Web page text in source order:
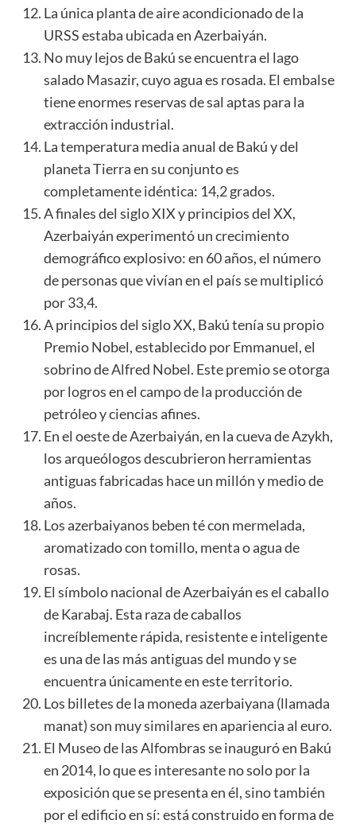
La única planta de aire acondicionado de la
URSS estaba ubicada en Azerbaiyán.
No muy lejos de Bakú se encuentra el lago
salado Masazir, cuyo agua es rosada. El embalse
tiene enormes reservas de sal aptas para la
extracción industrial.
La temperatura media anual de Bakú y del
planeta Tierra en su conjunto es
completamente idéntica: 14,2 grados.
A finales del siglo XIX y principios del XX,
Azerbaiyán experimentó un crecimiento
demográfico explosivo: en 60 años, el número
de personas que vivían en el país se multiplicó
por 33,4.
A principios del siglo XX, Bakú tenía su propio
Premio Nobel, establecido por Emmanuel, el
sobrino de Alfred Nobel. Este premio se otorga
por logros en el campo de la producción de
petróleo y ciencias afines.
En el oeste de Azerbaiyán, en la cueva de Azykh,
los arqueólogos descubrieron herramientas
antiguas fabricadas hace un millón y medio de
años.
Los azerbaiyanos beben té con mermelada,
aromatizado con tomillo, menta o agua de
rosas.
El símbolo nacional de Azerbaiyán es el caballo
de Karabaj. Esta raza de caballos
increíblemente rápida, resistente e inteligente
es una de las más antiguas del mundo y se
encuentra únicamente en este territorio.
Los billetes de la moneda azerbaiyana (llamada
manat) son muy similares en apariencia al euro.
El Museo de las Alfombras se inauguró en Bakú
en 2014, lo que es interesante no solo por la
exposición que se presenta en él, sino también
por el edificio en sí: está construido en forma de